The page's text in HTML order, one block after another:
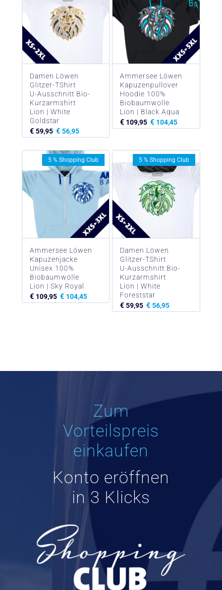
Damen Löwen
Glitzer-TShirt
U-Ausschnitt Bio-
Kurzarmshirt
Lion | White
Goldstar
€ 59,95 € 56,95
Ammersee Löwen
Kapuzenpullover
Hoodie 100%
Biobaumwolle
Lion | Black Aqua
€ 109,95 € 104,45
Ammersee Löwen
Kapuzenjacke
Unisex 100%
Biobaumwolle
Lion | Sky Royal
€ 109,95 € 104,45
5 % Shopping Club
Damen Löwen
Glitzer-TShirt
U-Ausschnitt Bio-
Kurzarmshirt
Lion | White
Foreststar
€ 59,95 € 56,95
5 % Shopping Club
Zum
Vorteilspreis
einkaufen
Konto eröffnen
in 3 Klicks